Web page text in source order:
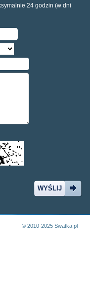
24 godzin (w dni
WYŚLIJ
© 2010-2025 Swatka.pl